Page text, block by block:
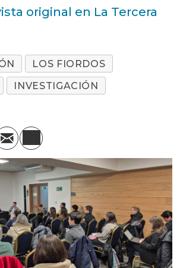
original en La Tercera
LOS FIORDOS
INVESTIGACIÓN